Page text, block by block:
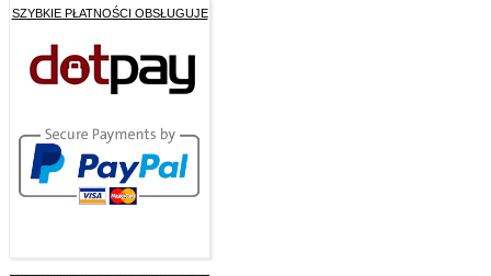
SZYBKIE PŁATNOŚCI OBSŁUGUJE